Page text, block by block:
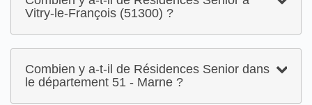
Vitry-le-François (51300) ?
Combien y a-t-il de Résidences Senior dans
le département 51 - Marne ?